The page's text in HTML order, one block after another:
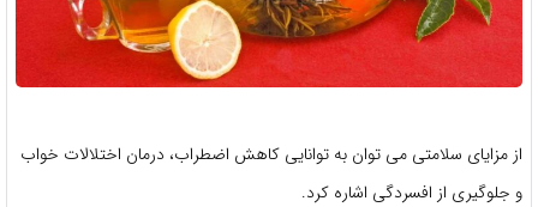
از مزایای سلامتی می توان به توانایی کاهش اضطراب، درمان اختلالات خواب
و جلوگیری از افسردگی اشاره کرد.